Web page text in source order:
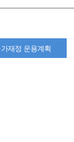
재정 운용계획